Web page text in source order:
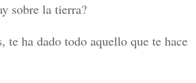
sobre la tierra?
te ha dado todo aquello que te hace